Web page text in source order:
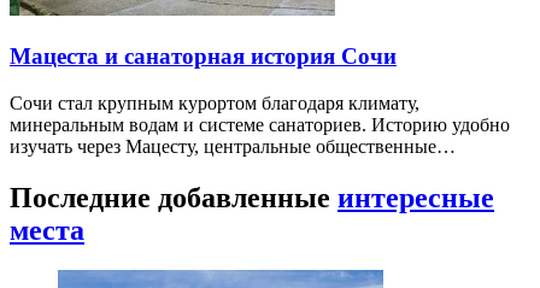
Мацеста и санаторная история Сочи
Сочи стал крупным курортом благодаря климату,
минеральным водам и системе санаториев. Историю удобно
изучать через Мацесту, центральные общественные…
Последние добавленные интересные
места